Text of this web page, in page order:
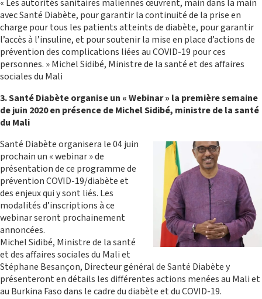
« Les autorités sanitaires maliennes œuvrent, main dans la main
avec Santé Diabète, pour garantir la continuité de la prise en
charge pour tous les patients atteints de diabète, pour garantir
l’accès à l’insuline, et pour soutenir la mise en place d’actions de
prévention des complications liées au COVID-19 pour ces
personnes. » Michel Sidibé, Ministre de la santé et des affaires
sociales du Mali
3. Santé Diabète organise un « Webinar » la première semaine
de juin 2020 en présence de Michel Sidibé, ministre de la santé
du Mali
Santé Diabète organisera le 04 juin
prochain un « webinar » de
présentation de ce programme de
prévention COVID-19/diabète et
des enjeux qui y sont liés. Les
modalités d’inscriptions à ce
webinar seront prochainement
annoncées.
Michel Sidibé, Ministre de la santé
et des affaires sociales du Mali et
Stéphane Besançon, Directeur général de Santé Diabète y
présenteront en détails les différentes actions menées au Mali et
au Burkina Faso dans le cadre du diabète et du COVID-19.